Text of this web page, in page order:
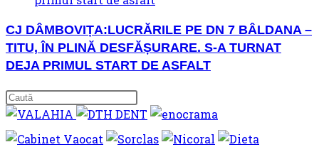
CJ DÂMBOVIȚA:LUCRĂRILE PE DN 7 BÂLDANA –
TITU, ÎN PLINĂ DESFĂȘURARE. S-A TURNAT
DEJA PRIMUL START DE ASFALT